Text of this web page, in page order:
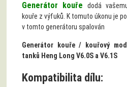
Generátor kouře dodá
kouře z výfuků. K tomuto úkonu je
v tomto generátoru spalován
Generátor kouře / kouřový
tanků Heng Long V6.0S a V6.1S
Kompatibilita dílu: